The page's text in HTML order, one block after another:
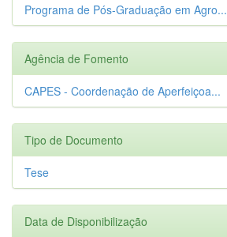
Programa de Pós-Graduação em Agro...
Agência de Fomento
CAPES - Coordenação de Aperfeiçoa...
Tipo de Documento
Tese
Data de Disponibilização